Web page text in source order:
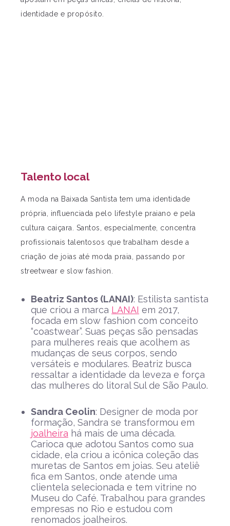
identidade e propósito.
Talento local
A moda na Baixada Santista tem uma identidade
própria, influenciada pelo lifestyle praiano e pela
cultura caiçara. Santos, especialmente, concentra
profissionais talentosos que trabalham desde a
criação de joias até moda praia, passando por
streetwear e slow fashion.
Beatriz Santos (LANAI): Estilista santista
que criou a marca LANAI em 2017,
focada em slow fashion com conceito
“coastwear”. Suas peças são pensadas
para mulheres reais que acolhem as
mudanças de seus corpos, sendo
versáteis e modulares. Beatriz busca
ressaltar a identidade da leveza e força
das mulheres do litoral Sul de São Paulo.
Sandra Ceolin: Designer de moda por
formação, Sandra se transformou em
joalheira há mais de uma década.
Carioca que adotou Santos como sua
cidade, ela criou a icônica coleção das
muretas de Santos em joias. Seu ateliê
fica em Santos, onde atende uma
clientela selecionada e tem vitrine no
Museu do Café. Trabalhou para grandes
empresas no Rio e estudou com
renomados joalheiros.